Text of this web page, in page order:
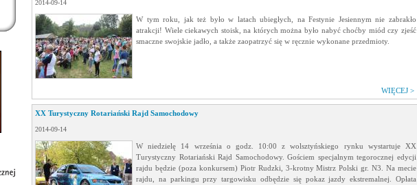
2014-09-14
W tym roku, jak też było w latach ubiegłych, na Festynie Jesiennym nie zabrakło
atrakcji! Wiele ciekawych stoisk, na których można było nabyć choćby miód czy zjeść
smaczne swojskie jadło, a także zaopatrzyć się w ręcznie wykonane przedmioty.
WIĘCEJ >
XX Turystyczny Rotariański Rajd Samochodowy
2014-09-14
W niedzielę 14 września o godz. 10:00 z wolsztyńskiego rynku wystartuje XX
Turystyczny Rotariański Rajd Samochodowy. Gościem specjalnym tegorocznej edycji
rajdu będzie (poza konkursem) Piotr Rudzki, 3-krotny Mistrz Polski gr. N3. Na mecie
rajdu, na parkingu przy targowisku odbędzie się pokaz jazdy ekstremalnej. Opłata